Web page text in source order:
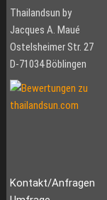
Thailandsun by
Jacques A. Maué
Ostelsheimer Str. 27
D-71034 Böblingen
Kontakt/Anfragen